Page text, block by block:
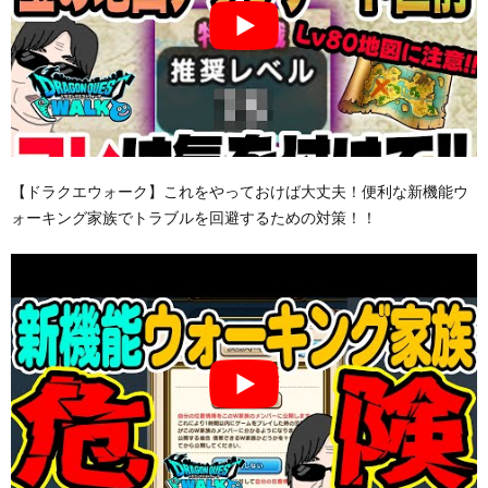
【ドラクエウォーク】これをやっておけば大丈夫！便利な新機能ウ
ォーキング家族でトラブルを回避するための対策！！